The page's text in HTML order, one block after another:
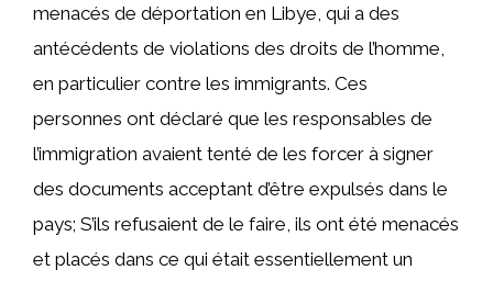
menacés de déportation en Libye, qui a des
antécédents de violations des droits de l’homme,
en particulier contre les immigrants. Ces
personnes ont déclaré que les responsables de
l’immigration avaient tenté de les forcer à signer
des documents acceptant d’être expulsés dans le
pays; S’ils refusaient de le faire, ils ont été menacés
et placés dans ce qui était essentiellement un